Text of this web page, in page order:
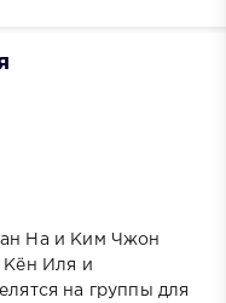
На и Ким Чжон
Кён Иля и
на группы для